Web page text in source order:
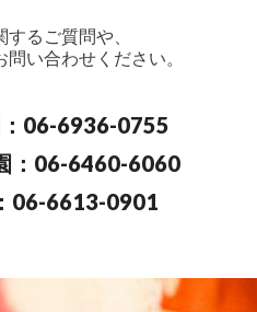
するご質問や、
い合わせください。
06-6936-0755
：06-6460-6060
06-6613-0901